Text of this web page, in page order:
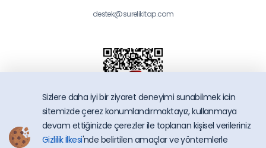
destek@surelikitap.com
Sizlere daha iyi bir ziyaret deneyimi sunabilmek icin
sitemizde çerez konumlandırmaktayız, kullanmaya
devam ettiğinizde çerezler ile toplanan kişisel verileriniz
Gizlilik İlkesi'nde belirtilen amaçlar ve yöntemlerle